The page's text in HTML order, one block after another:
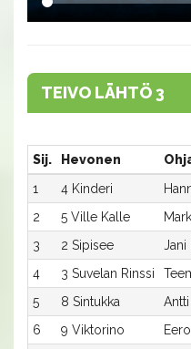
TEIVO LÄHTÖ 3
Sij. Hevonen
1
4 Kinderi
2
5 Ville Kalle
3
2 Sipisee Jani
4
3 Suvelan Rinssi
5
8 Sintukka
6
9 Viktorino